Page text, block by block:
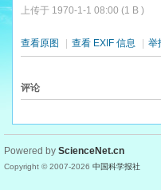
上传于 1970-1-1 08:00 (1 B )
查看原图 查看 EXIF 信息 举
评论
Powered by ScienceNet.cn
Copyright © 2007-2026 中国科学报社